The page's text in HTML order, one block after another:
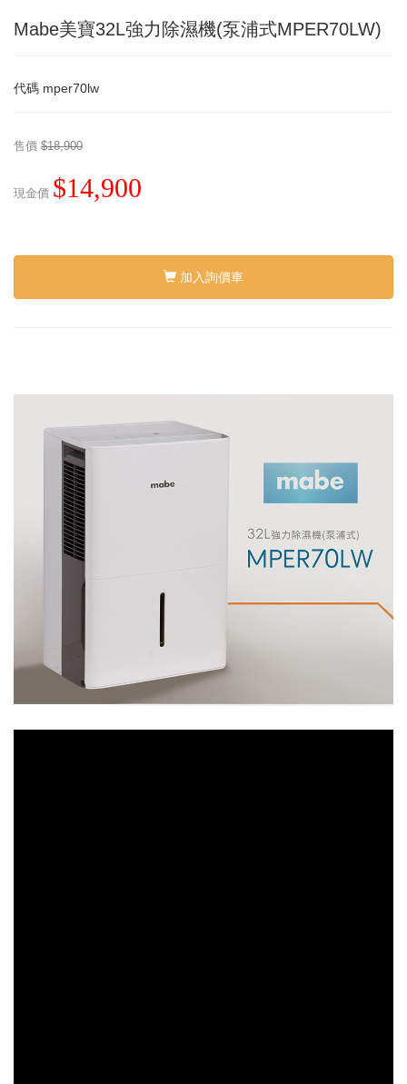
Mabe美寶32L強力除濕機(泵浦式MPER70LW)
代碼 mper70lw
售價 $18,900
現金價 $14,900
加入詢價車